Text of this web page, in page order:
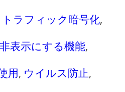
トラフィック暗号化,
表示にする機能,
用, ウイルス防止,